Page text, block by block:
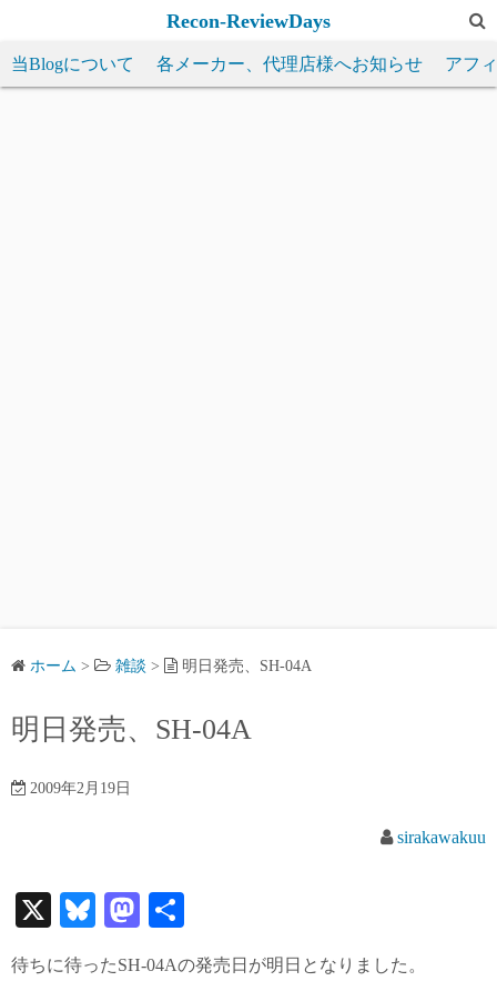
テ
Recon-ReviewDays
当Blogについて 各メーカー、代理店様へお知らせ アフ
ホーム > 雑談 > 明日発売、SH-04A
明日発売、SH-04A
2009年2月19日
sirakawakuu
X
Bl
M
待ちに待ったSH-04Aの発売日が明日となりました。